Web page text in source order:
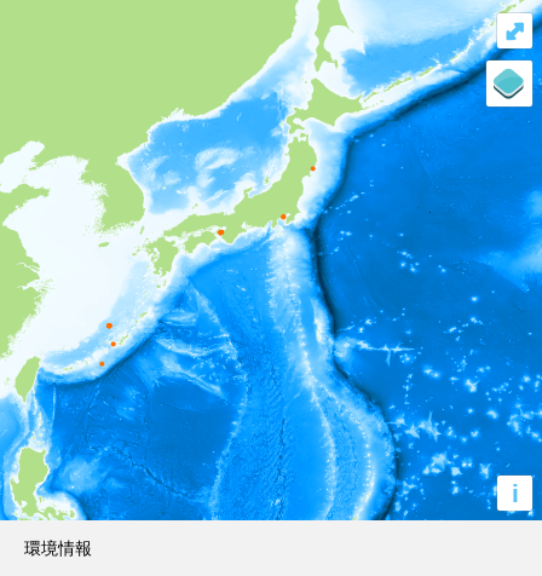
i
⤢
環境情報